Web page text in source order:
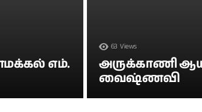
எம்.
63 Views
அருக்காணி
வைஷ்ணவி